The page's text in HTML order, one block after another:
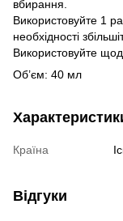
вбирання.
Використовуйте 1
необхідності
Використовуйте
Об’єм: 40 мл
Країна
Відгуки